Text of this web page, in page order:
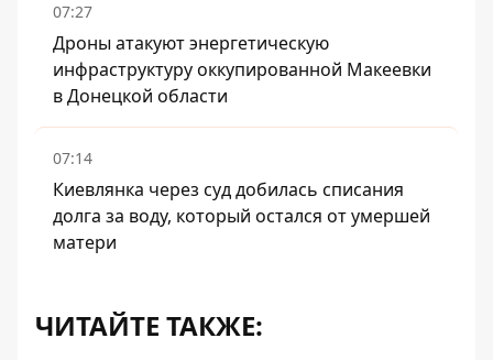
07:27
Дроны атакуют энергетическую
инфраструктуру оккупированной Макеевки
в Донецкой области
07:14
Киевлянка через суд добилась списания
долга за воду, который остался от умершей
матери
ЧИТАЙТЕ ТАКЖЕ: